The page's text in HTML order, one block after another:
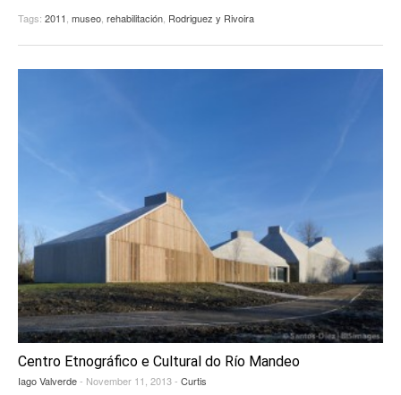
Tags: 2011 museo rehabilitación Rodriguez y Rivoira
Centro Etnográfico e Cultural do Río Mandeo
Iago Valverde- November 11, 2013 - Curtis